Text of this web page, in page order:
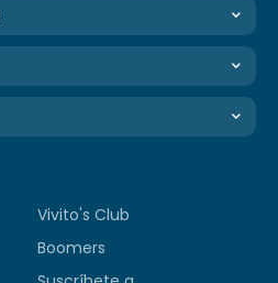
Vivito's Club
Boomers